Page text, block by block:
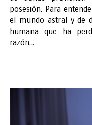
posesión. Para
el mundo astral y de
humana que ha
razón...